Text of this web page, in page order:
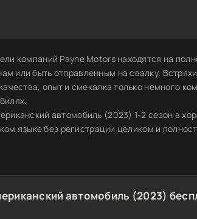
компаний Payne Motors находятся на
или быть отправленным на свалку.
опыт и смекалка только немного
автомобиль (2023) 1-2 сезон в
языке без регистрации целиком и
автомобиль (2023)